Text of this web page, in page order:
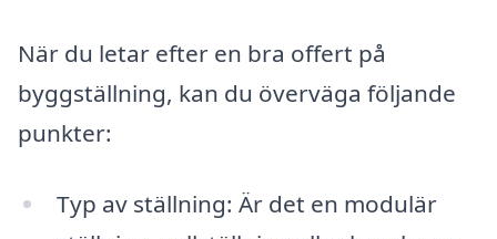
När du letar efter en bra offert på
byggställning, kan du överväga följande
punkter:
Typ av ställning: Är det en modulär